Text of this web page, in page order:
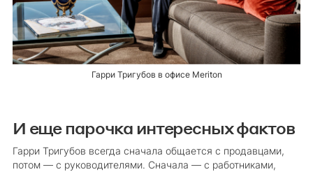
Гарри Тригубов в офисе Meriton
И еще парочка интересных фактов
Гарри Тригубов всегда сначала общается с продавцами,
потом — с руководителями. Сначала — с работниками,